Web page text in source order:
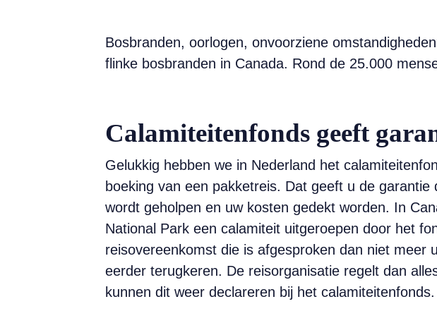
Bosbranden, oorlogen, onvoorziene
flinke bosbranden in Canada. Rond de 25.000
Calamiteitenfonds geeft
Gelukkig hebben we in Nederland het
boeking van een pakketreis. Dat geeft u de
wordt geholpen en uw kosten gedekt worden. In
National Park een calamiteit uitgeroepen door het
reisovereenkomst die is afgesproken dan niet
eerder terugkeren. De reisorganisatie regelt dan
kunnen dit weer declareren bij het calamiteitenfonds.